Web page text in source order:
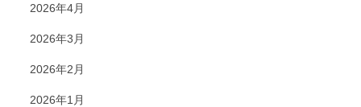
2026年4月
2026年3月
2026年2月
2026年1月